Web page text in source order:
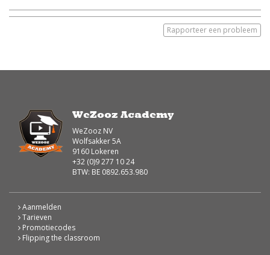
Rapporteer een probleem
WeZooz Academy
WeZooz NV
Wolfsakker 5A
9160 Lokeren
+32 (0)9 277 10 24
BTW: BE 0892.653.980
Aanmelden
Tarieven
Promotiecodes
Flipping the classroom